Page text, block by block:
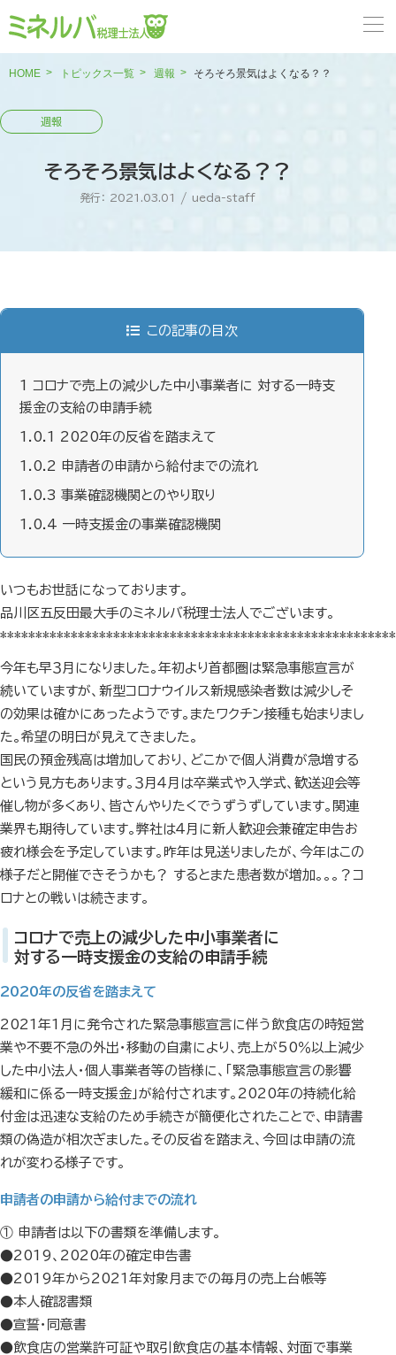
HOME トピックス一覧 週報 そろそろ景気はよくなる？？
そろそろ景気はよくなる？？
発行： 2021.03.01 / ueda-staff
この記事の目次
1
コロナで売上の減少した中小事業者に 対する一時支
援金の支給の申請手続
1.0.1 2020年の反省を踏まえて
1.0.2 申請者の申請から給付までの流れ
1.0.3 事業確認機関とのやり取り
1.0.4 一時支援金の事業確認機関
いつもお世話になっております。
品川区五反田最大手のミネルバ税理士法人でございます。
今年も早３月になりました。年初より首都圏は緊急事態宣言が
続いていますが、新型コロナウイルス新規感染者数は減少しそ
の効果は確かにあったようです。またワクチン接種も始まりまし
た。希望の明日が見えてきました。
国民の預金残高は増加しており、どこかで個人消費が急増する
という見方もあります。３月４月は卒業式や入学式、歓送迎会等
催し物が多くあり、皆さんやりたくでうずうずしています。関連
業界も期待しています。弊社は４月に新人歓迎会兼確定申告お
疲れ様会を予定しています。昨年は見送りましたが、今年はこの
様子だと開催できそうかも？ するとまた患者数が増加。。。？コ
ロナとの戦いは続きます。
コロナで売上の減少した中小事業者に
対する一時支援金の支給の申請手続
2020年の反省を踏まえて
2021年1月に発令された緊急事態宣言に伴う飲食店の時短営
業や不要不急の外出・移動の自粛により、売上が50％以上減少
した中小法人・個人事業者等の皆様に、「緊急事態宣言の影響
緩和に係る一時支援金」が給付されます。2020年の持続化給
付金は迅速な支給のため手続きが簡便化されたことで、申請書
類の偽造が相次ぎました。その反省を踏まえ、今回は申請の流
れが変わる様子です。
申請者の申請から給付までの流れ
① 申請者は以下の書類を準備します。
●2019、2020年の確定申告書
●2019年から2021年対象月までの毎月の売上台帳等
●本人確認書類
●宣誓・同意書
●飲食店の営業許可証や取引飲食店の基本情報、対面で事業